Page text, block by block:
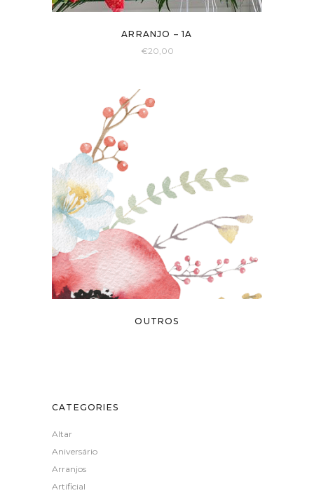
ARRANJO – 1A
€20,00
OUTROS
CATEGORIES
Altar
Aniversário
Arranjos
Artificial